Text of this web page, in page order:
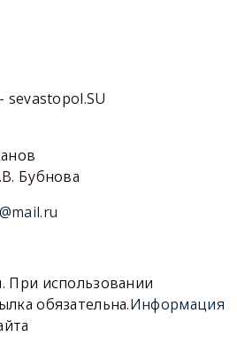
sevastopol.SU
Бубнова
При использовании
обязательна.Информация